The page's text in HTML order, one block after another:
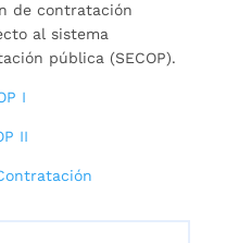
de contratación
al sistema
pública (SECOP).
I
II